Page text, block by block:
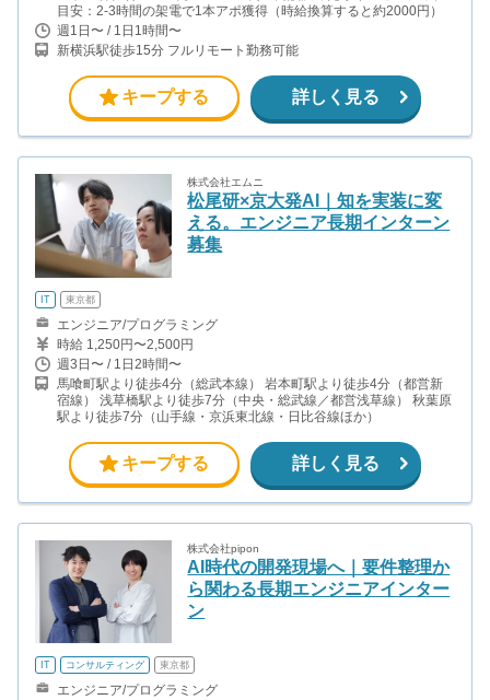
目安：2-3時間の架電で1本アポ獲得（時給換算すると約2000円）
週1日〜 / 1日1時間〜
新横浜駅徒歩15分 フルリモート勤務可能
キープする 詳しく見る
株式会社エムニ
松尾研×京大発AI｜知を実装に変
える。エンジニア長期インターン
募集
IT 東京都
エンジニア/プログラミング
時給 1,250円〜2,500円
週3日〜 / 1日2時間〜
馬喰町駅より徒歩4分（総武本線） 岩本町駅より徒歩4分（都営新
宿線） 浅草橋駅より徒歩7分（中央・総武線／都営浅草線） 秋葉原
駅より徒歩7分（山手線・京浜東北線・日比谷線ほか）
キープする 詳しく見る
株式会社pipon
AI時代の開発現場へ｜要件整理か
ら関わる長期エンジニアインター
ン
IT コンサルティング 東京都
エンジニア/プログラミング